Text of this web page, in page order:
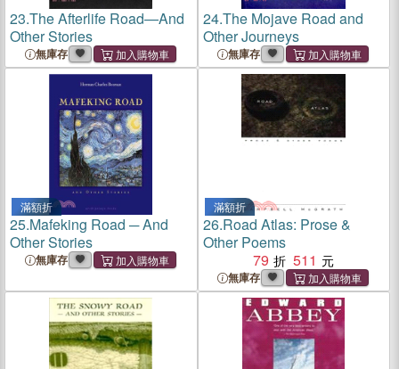
23.The Afterlife Road—And
Other Stories
無庫存
24.The Mojave Road and
Other Journeys
無庫存
滿額折
25.Mafeking Road ─ And
Other Stories
無庫存
滿額折
26.Road Atlas: Prose &
Other Poems
79
511
無庫存